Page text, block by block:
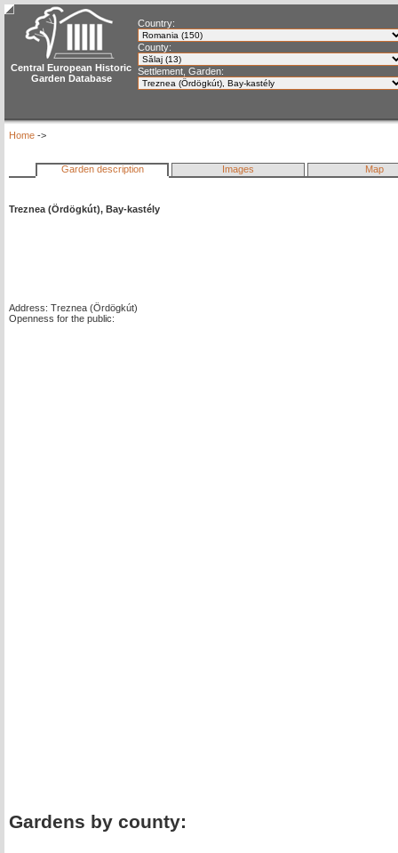
Central European Historic
Garden Database
Country:
County:
Settlement, Garden:
Home ->
Garden description Images Map
Treznea (Ördögkút), Bay-kastély
Address: Treznea (Ördögkút)
Openness for the public:
Gardens by county: